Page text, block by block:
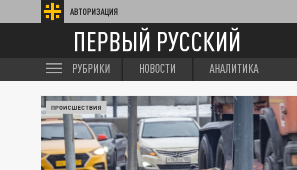
АВТОРИЗАЦИЯ
ПЕРВЫЙ РУССКИЙ
РУБРИКИ НОВОСТИ АНАЛИТИКА
ПРОИСШЕСТВИЯ